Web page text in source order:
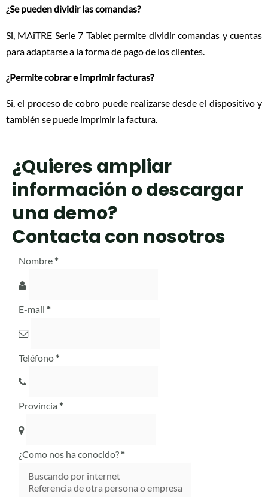
¿Se pueden dividir las comandas?
Si, MAîTRE Serie 7 Tablet permite dividir comandas y cuentas
para adaptarse a la forma de pago de los clientes.
¿Permite cobrar e imprimir facturas?
Si, el proceso de cobro puede realizarse desde el dispositivo y
también se puede imprimir la factura.
¿Quieres ampliar
información o descargar
una demo?
Contacta con nosotros
Nombre *
E-mail *
Teléfono *
Provincia *
¿Como nos ha conocido? *